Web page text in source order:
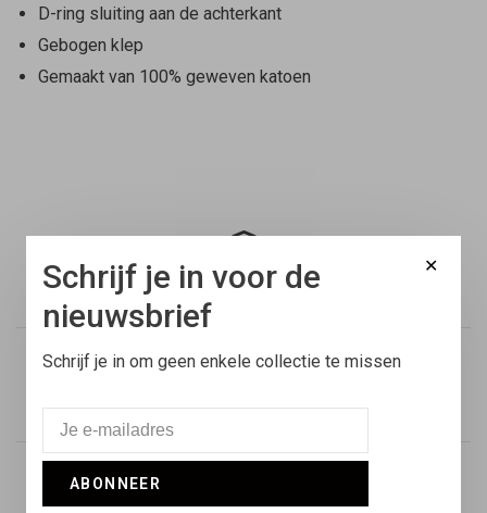
D-ring sluiting aan de achterkant
Gebogen klep
Gemaakt van 100% geweven katoen
Gratis verzending
Binnen Nederland vanaf €100,-
Vandaag verstuurd
Retouren
✕
Schrijf je in voor de
nieuwsbrief
Schrijf je in om geen enkele collectie te missen
ABONNEER